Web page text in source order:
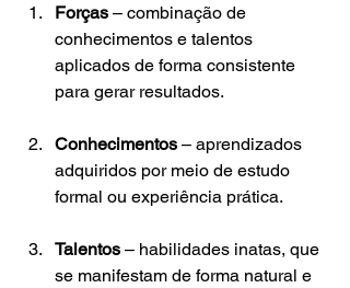
Forças – combinação de
conhecimentos e talentos
aplicados de forma consistente
para gerar resultados.
Conhecimentos – aprendizados
adquiridos por meio de estudo
formal ou experiência prática.
Talentos – habilidades inatas, que
se manifestam de forma natural e